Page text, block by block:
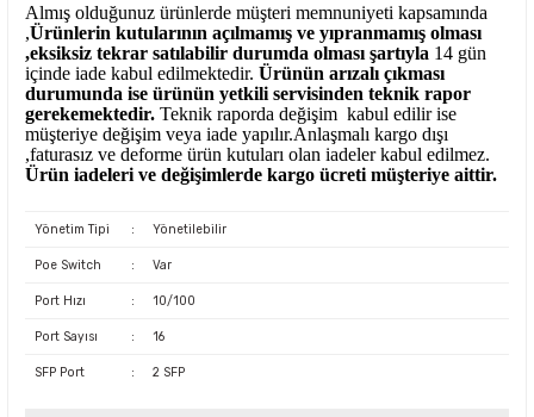
Almış olduğunuz ürünlerde müşteri memnuniyeti kapsamında
,Ürünlerin kutularının açılmamış ve yıpranmamış olması
,eksiksiz tekrar satılabilir durumda olması şartıyla 14 gün
içinde iade kabul edilmektedir. Ürünün arızalı çıkması
durumunda ise ürünün yetkili servisinden teknik rapor
gerekemektedir. Teknik raporda değişim kabul edilir ise
müşteriye değişim veya iade yapılır.Anlaşmalı kargo dışı
,faturasız ve deforme ürün kutuları olan iadeler kabul edilmez.
Ürün iadeleri ve değişimlerde kargo ücreti müşteriye aittir.
Yönetim Tipi : Yönetilebilir
Poe Switch : Var
Port Hızı : 10/100
Port Sayısı : 16
SFP Port : 2 SFP